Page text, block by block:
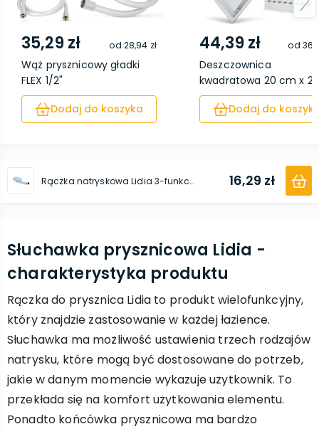
35,29 zł od 28,94 zł
Wąż prysznicowy gładki
FLEX 1/2"
Dodaj do koszyka
44,39 zł od
Deszczownica
kwadratowa 20 cm x 20
cm
Dodaj do
Rączka natryskowa Lidia 3-funkcyjna 16,29 zł
Słuchawka prysznicowa Lidia -
charakterystyka produktu
Rączka do prysznica Lidia to produkt wielofunkcyjny,
który znajdzie zastosowanie w każdej łazience.
Słuchawka ma możliwość ustawienia trzech rodzajów
natrysku, które mogą być dostosowane do potrzeb,
jakie w danym momencie wykazuje użytkownik. To
przekłada się na komfort użytkowania elementu.
Ponadto końcówka prysznicowa ma bardzo